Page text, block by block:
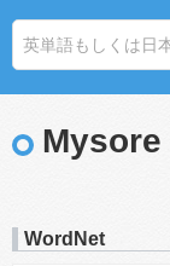
WordNet